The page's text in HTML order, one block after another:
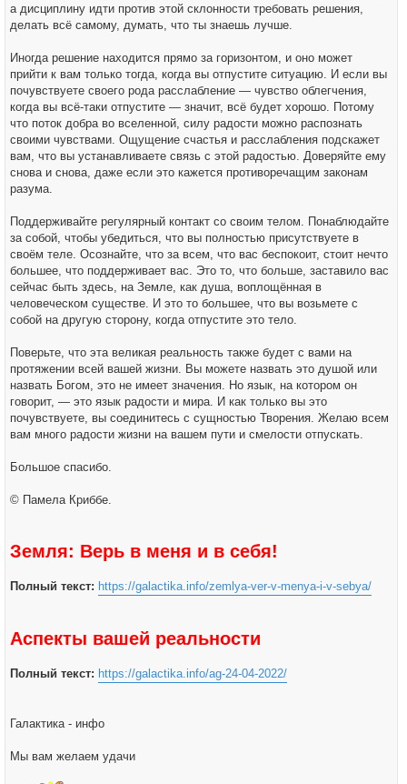
а дисциплину идти против этой склонности требовать решения,
делать всё самому, думать, что ты знаешь лучше.
Иногда решение находится прямо за горизонтом, и оно может
прийти к вам только тогда, когда вы отпустите ситуацию. И если вы
почувствуете своего рода расслабление — чувство облегчения,
когда вы всё-таки отпустите — значит, всё будет хорошо. Потому
что поток добра во вселенной, силу радости можно распознать
своими чувствами. Ощущение счастья и расслабления подскажет
вам, что вы устанавливаете связь с этой радостью. Доверяйте ему
снова и снова, даже если это кажется противоречащим законам
разума.
Поддерживайте регулярный контакт со своим телом. Понаблюдайте
за собой, чтобы убедиться, что вы полностью присутствуете в
своём теле. Осознайте, что за всем, что вас беспокоит, стоит нечто
большее, что поддерживает вас. Это то, что больше, заставило вас
сейчас быть здесь, на Земле, как душа, воплощённая в
человеческом существе. И это то большее, что вы возьмете с
собой на другую сторону, когда отпустите это тело.
Поверьте, что эта великая реальность также будет с вами на
протяжении всей вашей жизни. Вы можете назвать это душой или
назвать Богом, это не имеет значения. Но язык, на котором он
говорит, — это язык радости и мира. И как только вы это
почувствуете, вы соединитесь с сущностью Творения. Желаю всем
вам много радости жизни на вашем пути и смелости отпускать.
Большое спасибо.
© Памела Криббе.
Земля: Верь в меня и в себя!
Полный текст: https://galactika.info/zemlya-ver-v-menya-i-v-sebya/
Аспекты вашей реальности
Полный текст: https://galactika.info/ag-24-04-2022/
Галактика - инфо
Мы вам желаем удачи